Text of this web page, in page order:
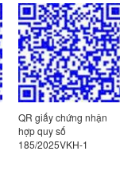
QR Giấy chứng
hợp quy số: 100-
1/2026VKH